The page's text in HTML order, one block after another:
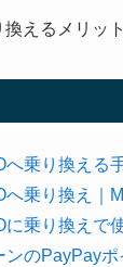
えるメリッ
へ乗り換える
へ乗り換え｜
に乗り換えで
ンのPayPay